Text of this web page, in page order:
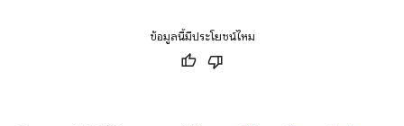
ข้อมูลนี้มีประโยชน์ไหม